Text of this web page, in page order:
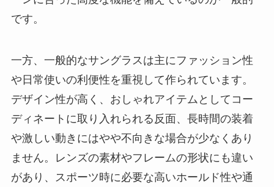
です。
一方、一般的なサングラスは主にファッション性
や日常使いの利便性を重視して作られています。
デザイン性が高く、おしゃれアイテムとしてコー
ディネートに取り入れられる反面、長時間の装着
や激しい動きにはやや不向きな場合が少なくあり
ません。レンズの素材やフレームの形状にも違い
があり、スポーツ時に必要な高いホールド性や通